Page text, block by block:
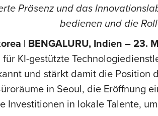
Präsenz und das
bedienen und die
| BENGALURU, Indien – 23.
KI-gestützte
und stärkt damit die Position
in Seoul, die Eröffnung
Investitionen in lokale Talente,